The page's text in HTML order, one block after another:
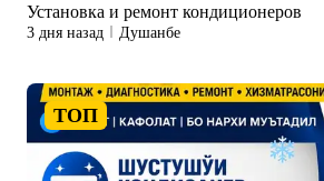
Установка и ремонт кондиционеров
3 дня назад Душанбе
ТОП